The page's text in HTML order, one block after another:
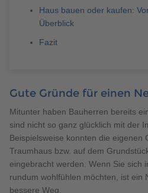
Haus bauen oder kaufen:
Überblick
Fazit
Gute Gründe für einen
Mitunter haben Bauherren bereits
sind nicht so ganz glücklich mit der
Beispielsweise konnten die eigenen
Traumhaus bzw. auf dem
eingebracht werden. Wenn Sie sich
rundum wohlfühlen möchten, ist ein
bessere Weg.